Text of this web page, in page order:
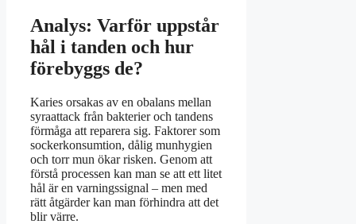
Analys: Varför uppstår
hål i tanden och hur
förebyggs de?
Karies orsakas av en obalans mellan
syraattack från bakterier och tandens
förmåga att reparera sig. Faktorer som
sockerkonsumtion, dålig munhygien
och torr mun ökar risken. Genom att
förstå processen kan man se att ett litet
hål är en varningssignal – men med
rätt åtgärder kan man förhindra att det
blir värre.